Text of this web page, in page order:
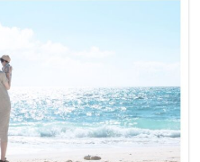
リニック刈谷銀座様の“女
想いが、落ち着いたデザイ
っかり伝わるホームページ
もりと安心感を視覚的に表
色は、レディースクリニッ
演出しています。トップビ
感をそのまま伝える写真を
への導線も自然に配置しま
丁寧かつわかりやすく紹介